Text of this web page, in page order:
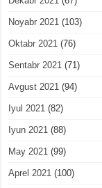
Noyabr 2021 (103)
Oktabr 2021 (76)
Sentabr 2021 (71)
Avgust 2021 (94)
Iyul 2021 (82)
Iyun 2021 (88)
May 2021 (99)
Aprel 2021 (100)